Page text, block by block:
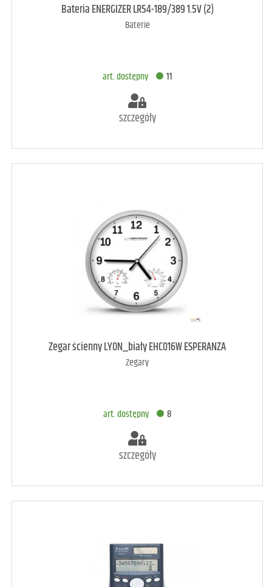
art. dostępny 9
Bateria ENERGIZER LR54-189/389 1.5V (2)
Baterie
art. dostępny 11
szczegóły
art. dostępny 11
Zegar ścienny LYON_biały EHC016W ESPERANZA
Zegary
art. dostępny 8
szczegóły